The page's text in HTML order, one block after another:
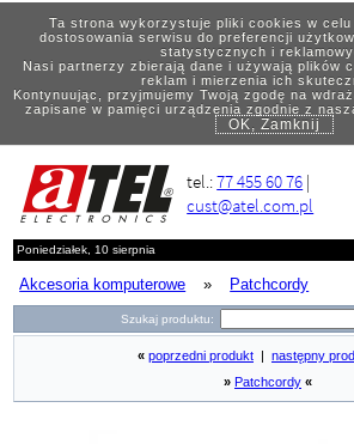
Ta strona wykorzystuje pliki cookies w celu
dostosowania serwisu do preferencji
statystycznych i
Nasi partnerzy zbierają dane i używają plików
reklam i mierzenia ich
Kontynuując, przyjmujemy Twoją zgodę na
zapisane w pamięci urządzenia zgodnie z
OK, Zamknij
tel.:77 455 60 76 |
cust@atel.com.pl
Poniedziałek, 10 sierpnia
Akcesoria komputerowe » Patchcordy
Szukaj produktu:
« poprzedni produkt następny
» Patchcordy «